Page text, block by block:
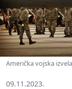
Američka vojska
09.11.2023.